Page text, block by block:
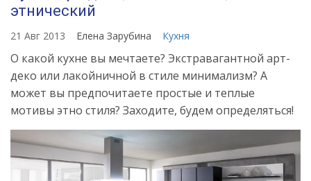
этнический
21 Авг 2013 Елена Зарубина Кухня
О какой кухне вы мечтаете? Экстравагантной арт-
деко или лакойничной в стиле минимализм? А
может вы предпочитаете простые и теплые
мотивы этно стиля? Заходите, будем определяться!